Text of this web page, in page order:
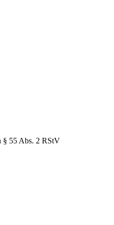
§ 55 Abs. 2 RStV